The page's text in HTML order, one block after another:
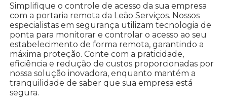
Simplifique o controle de acesso da sua empresa
com a portaria remota da Leão Serviços. Nossos
especialistas em segurança utilizam tecnologia de
ponta para monitorar e controlar o acesso ao seu
estabelecimento de forma remota, garantindo a
máxima proteção. Conte com a praticidade,
eficiência e redução de custos proporcionadas por
nossa solução inovadora, enquanto mantém a
tranquilidade de saber que sua empresa está
segura.